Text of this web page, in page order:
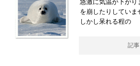
急激に気温が下がり
を崩したりしていま
しかし呆れる程の
記